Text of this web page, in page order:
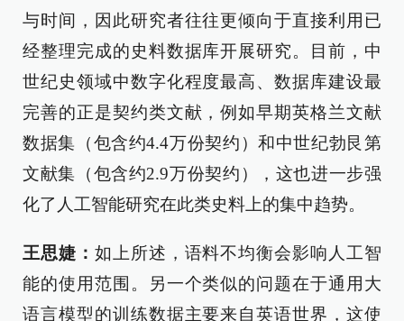
与时间，因此研究者往往更倾向于直接利用已
经整理完成的史料数据库开展研究。目前，中
世纪史领域中数字化程度最高、数据库建设最
完善的正是契约类文献，例如早期英格兰文献
数据集（包含约4.4万份契约）和中世纪勃艮第
文献集（包含约2.9万份契约），这也进一步强
化了人工智能研究在此类史料上的集中趋势。
王思婕： 如上所述，语料不均衡会影响人工智
能的使用范围。另一个类似的问题在于通用大
语言模型的训练数据主要来自英语世界，这使